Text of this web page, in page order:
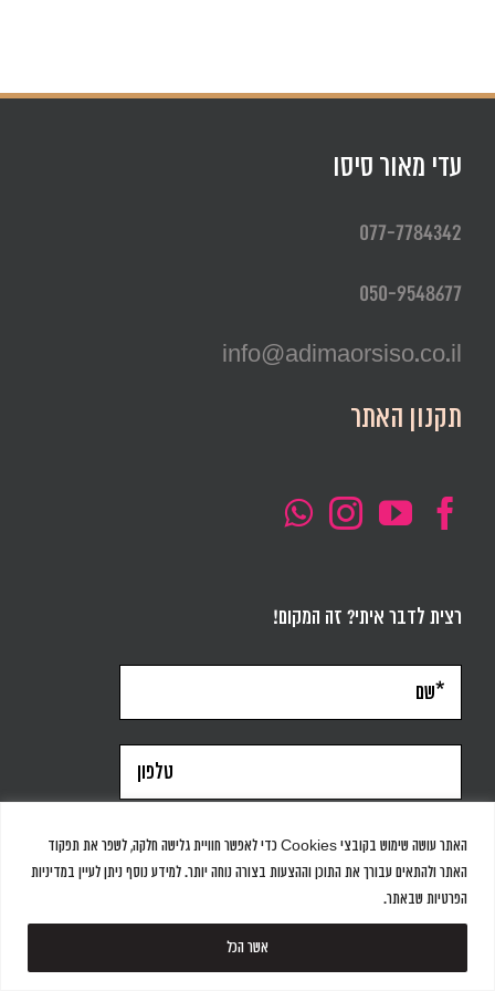
האתר עושה שימוש בקובצי Cookies כדי לאפשר חוויית גלישה חלקה, לשפר את תפקוד
האתר ולהתאים עבורך את התוכן וההצעות בצורה נוחה יותר. למידע נוסף ניתן לעיין במדיניות
הפרטיות שבאתר.
אשר הכל
עדי מאור סיסו
077-7784342
050-9548677
info@adimaorsiso.co.il
תקנון האתר
רצית לדבר איתי? זה המקום!